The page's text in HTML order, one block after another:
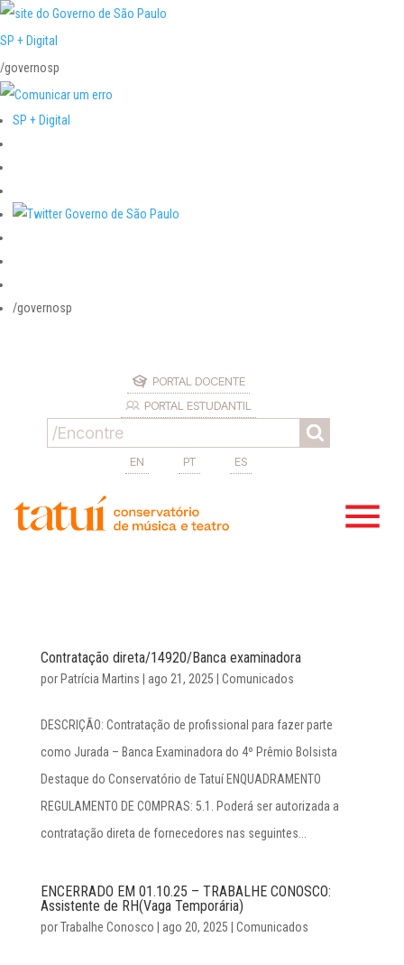
SP + Digital
/governosp
SP + Digital
/governosp
PORTAL DOCENTE
PORTAL ESTUDANTIL
EN PT ES
Contratação direta/14920/Banca examinadora
por Patrícia Martins ago 21, 2025 Comunicados
DESCRIÇÃO: Contratação de profissional para fazer parte
como Jurada – Banca Examinadora do 4º Prêmio Bolsista
Destaque do Conservatório de Tatuí ENQUADRAMENTO
REGULAMENTO DE COMPRAS: 5.1. Poderá ser autorizada a
contratação direta de fornecedores nas seguintes...
ENCERRADO EM 01.10.25 – TRABALHE CONOSCO:
Assistente de RH(Vaga Temporária)
porTrabalhe Conosco ago 20, 2025 Comunicados